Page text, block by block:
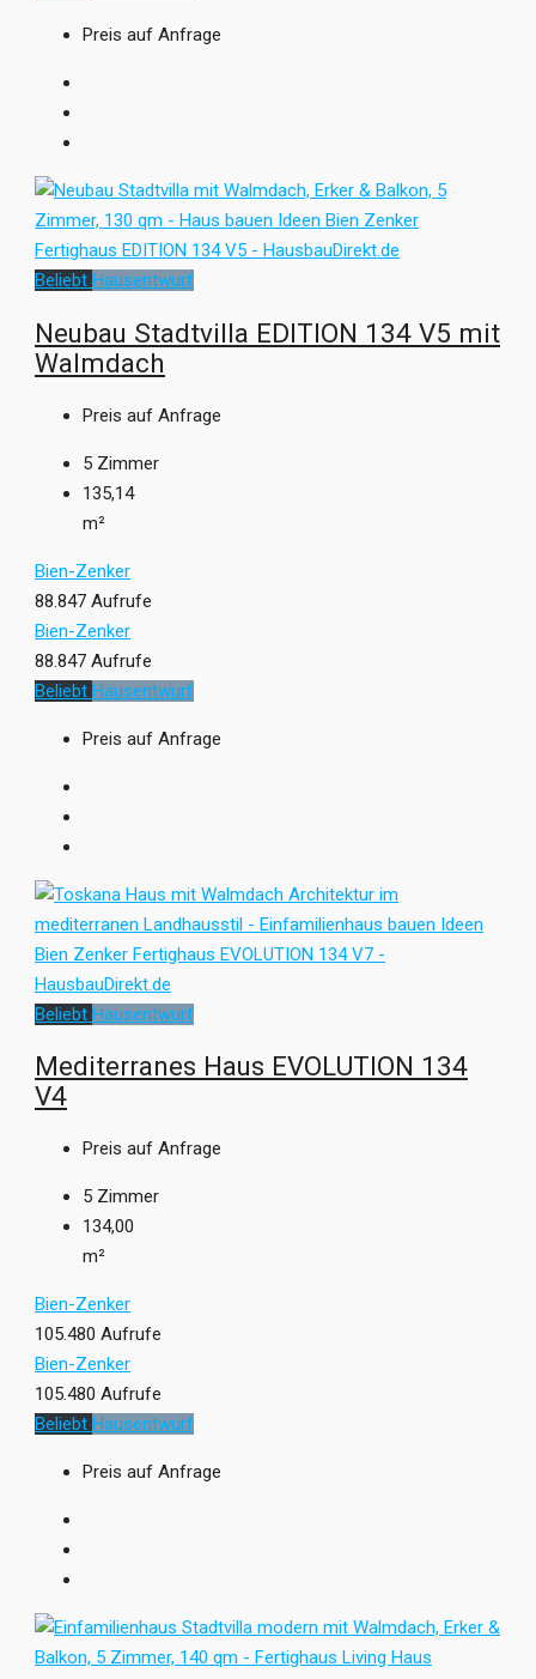
Preis auf Anfrage
Beliebt Hausentwurf
Neubau Stadtvilla EDITION 134 V5 mit
Walmdach
Preis auf Anfrage
5 Zimmer
135,14
m²
Bien-Zenker
88.847 Aufrufe
Bien-Zenker
88.847 Aufrufe
Beliebt Hausentwurf
Preis auf Anfrage
Beliebt Hausentwurf
Mediterranes Haus EVOLUTION 134
V4
Preis auf Anfrage
5 Zimmer
134,00
m²
Bien-Zenker
105.480 Aufrufe
Bien-Zenker
105.480 Aufrufe
Beliebt Hausentwurf
Preis auf Anfrage